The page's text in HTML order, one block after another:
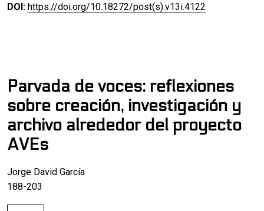
DOI: https://doi.org/10.18272/post(s).v13i.4122
Parvada de voces: reflexiones
sobre creación, investigación y
archivo alrededor del proyecto
AVEs
Jorge David García
188-203